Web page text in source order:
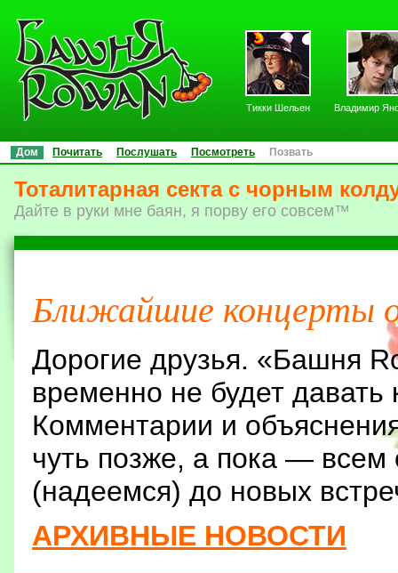
Тикки Шельен Владимир
Дом Почитать Послушать Посмотреть Позвать
Тоталитарная секта с чoрным
Дайте в руки мне баян, я порву его совсем™
Ближайшие концерты
Дорогие друзья. «Башня
временно не будет давать
Комментарии и
чуть позже, а пока — всем
(надеемся) до новых
АРХИВНЫЕ НОВОСТИ